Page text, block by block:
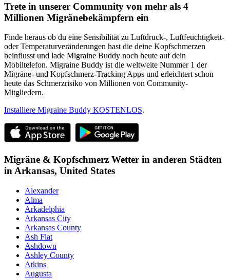
Trete in unserer Community von mehr als 4
Millionen Migränebekämpfern ein
Finde heraus ob du eine Sensibilität zu Luftdruck-, Luftfeuchtigkeit-
oder Temperaturveränderungen hast die deine Kopfschmerzen
beinflusst und lade Migraine Buddy noch heute auf dein
Mobiltelefon. Migraine Buddy ist die weltweite Nummer 1 der
Migräne- und Kopfschmerz-Tracking Apps und erleichtert schon
heute das Schmerzrisiko von Millionen von Community-
Mitgliedern.
Installiere Migraine Buddy KOSTENLOS.
Migräne & Kopfschmerz Wetter in anderen Städten
in Arkansas, United States
Alexander
Alma
Arkadelphia
Arkansas City
Arkansas County
Ash Flat
Ashdown
Ashley County
Atkins
Augusta